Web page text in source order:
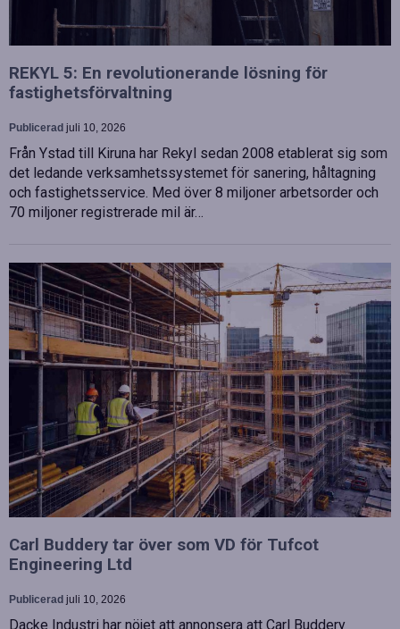
REKYL 5: En revolutionerande lösning för
fastighetsförvaltning
Publicerad juli 10, 2026
Från Ystad till Kiruna har Rekyl sedan 2008 etablerat sig som
det ledande verksamhetssystemet för sanering, håltagning
och fastighetsservice. Med över 8 miljoner arbetsorder och
70 miljoner registrerade mil är…
Carl Buddery tar över som VD för Tufcot
Engineering Ltd
Publicerad juli 10, 2026
Dacke Industri har nöjet att annonsera att Carl Buddery